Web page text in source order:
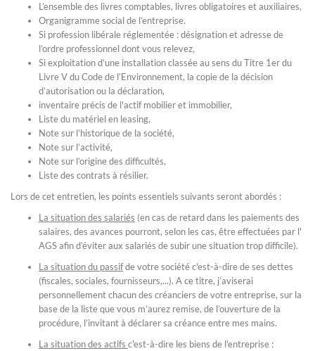
L’ensemble des livres comptables, livres obligatoires et auxiliaires,
Organigramme social de l’entreprise.
Si profession libérale réglementée : désignation et adresse de
l’ordre professionnel dont vous relevez,
Si exploitation d’une installation classée au sens du Titre 1er du
Livre V du Code de l’Environnement, la copie de la décision
d’autorisation ou la déclaration,
inventaire précis de l'actif mobilier et immobilier,
Liste du matériel en leasing,
Note sur l’historique de la société,
Note sur l’activité,
Note sur l’origine des difficultés,
Liste des contrats à résilier.
Lors de cet entretien, les points essentiels suivants seront abordés :
La situation des salariés (en cas de retard dans les paiements des
salaires, des avances pourront, selon les cas, être effectuées par l'
AGS afin d’éviter aux salariés de subir une situation trop difficile).
La situation du passifde votre société c'est-à-dire de ses dettes
(fiscales, sociales, fournisseurs,...). A ce titre, j’aviserai
personnellement chacun des créanciers de votre entreprise, sur la
base de la liste que vous m’aurez remise, de l’ouverture de la
procédure, l’invitant à déclarer sa créance entre mes mains.
La situation des actifs c'est-à-dire les biens de l'entreprise :